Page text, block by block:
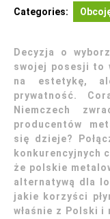
Categories:
Decyzja o
swojej posesji to
na estetykę,
prywatność.
Niemczech
producentów
się dzieje?
konkurencyjnych
że polskie
alternatywą dla
jakie korzyści
właśnie z Polski i